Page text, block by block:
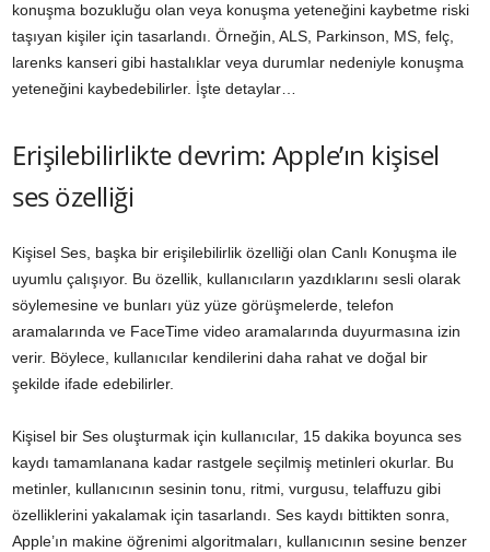
konuşma bozukluğu olan veya konuşma yeteneğini kaybetme riski
taşıyan kişiler için tasarlandı. Örneğin, ALS, Parkinson, MS, felç,
larenks kanseri gibi hastalıklar veya durumlar nedeniyle konuşma
yeteneğini kaybedebilirler. İşte detaylar…
Erişilebilirlikte devrim: Apple’ın kişisel
ses özelliği
Kişisel Ses, başka bir erişilebilirlik özelliği olan Canlı Konuşma ile
uyumlu çalışıyor. Bu özellik, kullanıcıların yazdıklarını sesli olarak
söylemesine ve bunları yüz yüze görüşmelerde, telefon
aramalarında ve FaceTime video aramalarında duyurmasına izin
verir. Böylece, kullanıcılar kendilerini daha rahat ve doğal bir
şekilde ifade edebilirler.
Kişisel bir Ses oluşturmak için kullanıcılar, 15 dakika boyunca ses
kaydı tamamlanana kadar rastgele seçilmiş metinleri okurlar. Bu
metinler, kullanıcının sesinin tonu, ritmi, vurgusu, telaffuzu gibi
özelliklerini yakalamak için tasarlandı. Ses kaydı bittikten sonra,
Apple’ın makine öğrenimi algoritmaları, kullanıcının sesine benzer